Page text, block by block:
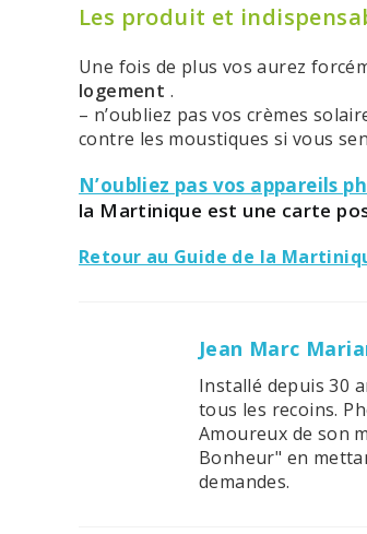
Les produit et
Une fois de plus vos aurez
logement .
– n’oubliez pas vos crèmes
contre les moustiques si vous
N’oubliez pas vos appareils
la Martinique est une carte
Retour au Guide de la
Jean Marc
Installé depuis 30
tous les recoins.
Amoureux de son
Bonheur" en
demandes.